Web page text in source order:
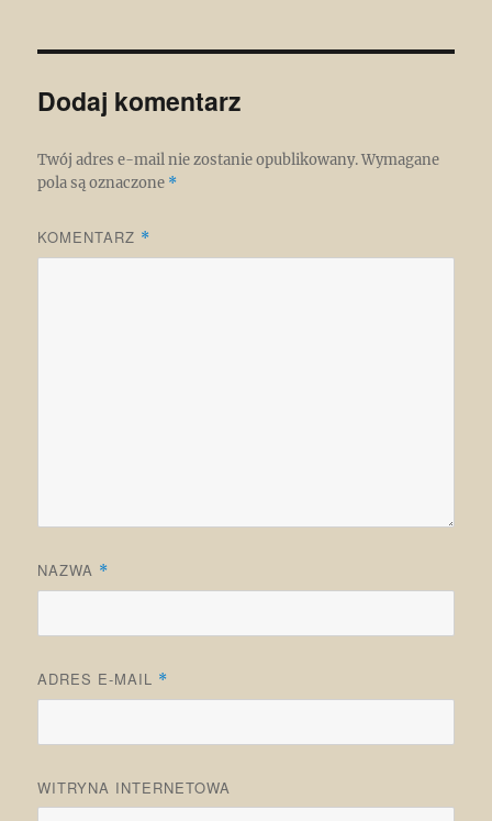
Dodaj komentarz
Twój adres e-mail nie zostanie opublikowany. Wymagane
pola są oznaczone *
KOMENTARZ *
NAZWA *
ADRES E-MAIL *
WITRYNA INTERNETOWA